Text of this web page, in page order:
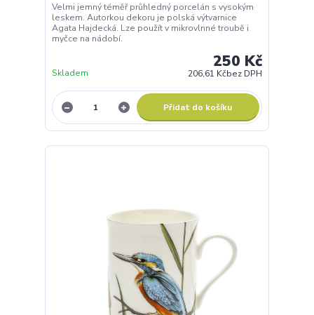
Velmi jemný téměř průhledný porcelán s vysokým
leskem. Autorkou dekoru je polská výtvarnice
Agata Hajdecká. Lze použít v mikrovlnné troubě i
myčce na nádobí.
250 Kč
206,61 Kčbez DPH
Skladem
Přidat do košíku